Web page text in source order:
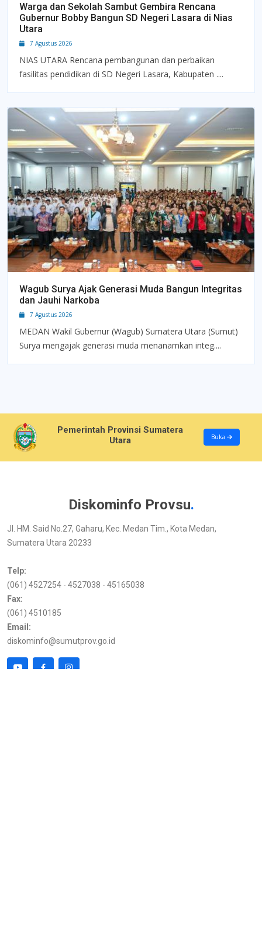
Warga dan Sekolah Sambut Gembira Rencana
Gubernur Bobby Bangun SD Negeri Lasara di Nias
Utara
7 Agustus 2026
NIAS UTARA Rencana pembangunan dan perbaikan
fasilitas pendidikan di SD Negeri Lasara, Kabupaten ....
Wagub Surya Ajak Generasi Muda Bangun Integritas
dan Jauhi Narkoba
7 Agustus 2026
MEDAN Wakil Gubernur (Wagub) Sumatera Utara (Sumut)
Surya mengajak generasi muda menanamkan integ....
Pemerintah Provinsi Sumatera
Utara
Buka
Diskominfo Provsu.
Jl. HM. Said No.27, Gaharu, Kec. Medan Tim., Kota Medan,
Sumatera Utara 20233
Telp:
(061) 4527254 - 4527038 - 45165038
Fax:
(061) 4510185
Email:
diskominfo@sumutprov.go.id